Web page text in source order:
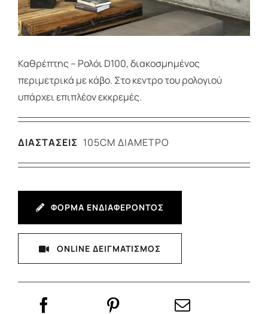
Καθρέπτης – Ρολόι D100, διακοσμημένος
περιμετρικά με κάβο. Στο κεντρο του ρολογιού
υπάρχει επιπλέον εκκρεμές.
ΔΙΑΣΤΑΣΕΙΣ 105CM ΔΙΆΜΕΤΡΟ
ΦΟΡΜΑ ΕΝΔΙΑΦΕΡΟΝΤΟΣ
ONLINE ΔΕΙΓΜΑΤΙΣΜΟΣ